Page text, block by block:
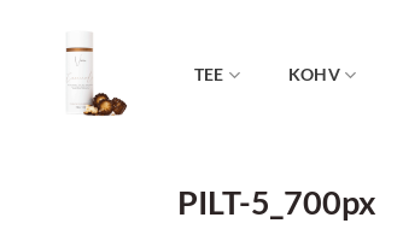
TEE KOHV
PILT-5_700px